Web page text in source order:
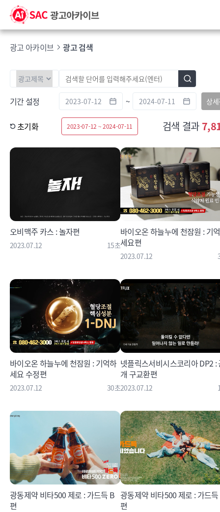
광고 아카이브 광고 검색
기간 설정 ~ 상
초기화 2023-07-12 ~ 2024-07-11 검색 결과
오비맥주 카스 : 놀자편
2023.07.12 15초
바이오온 하늘누에 천잠원 : 기
세요편
2023.07.12
바이오온 하늘누에 천잠원 : 기억하
세요 수정편
2023.07.12 30초
넷플릭스서비시스코리아 DP2 :
개 구교환편
2023.07.12
광동제약 비타500 제로 : 가드득 B
편
광동제약 비타500 제로 : 가드
편